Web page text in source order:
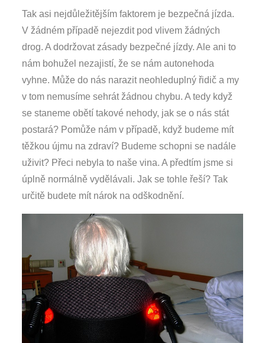
Tak asi nejdůležitějším faktorem je bezpečná jízda.
V žádném případě nejezdit pod vlivem žádných
drog. A dodržovat zásady bezpečné jízdy. Ale ani to
nám bohužel nezajistí, že se nám autonehoda
vyhne. Může do nás narazit neohleduplný řidič a my
v tom nemusíme sehrát žádnou chybu. A tedy když
se staneme obětí takové nehody, jak se o nás stát
postará? Pomůže nám v případě, když budeme mít
těžkou újmu na zdraví? Budeme schopni se nadále
uživit? Přeci nebyla to naše vina. A předtím jsme si
úplně normálně vydělávali. Jak se tohle řeší? Tak
určitě budete mít nárok na odškodnění.